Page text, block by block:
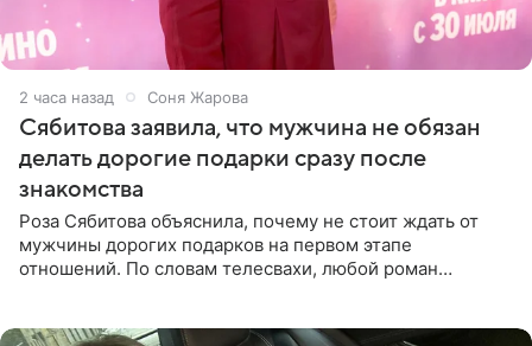
2 часа назад Соня Жарова
Сябитова заявила, что мужчина не обязан
делать дорогие подарки сразу после
знакомства
Роза Сябитова объяснила, почему не стоит ждать от
мужчины дорогих подарков на первом этапе
отношений. По словам телесвахи, любой роман